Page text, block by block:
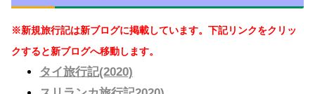
※新規旅行記は新ブログに掲載しています。下記リンクをクリッ
クすると新ブログへ移動します。
タイ旅行記(2020)